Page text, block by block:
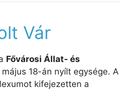
Vár
Fővárosi Állat- és
május 18-án nyílt egysége. A
kifejezetten a